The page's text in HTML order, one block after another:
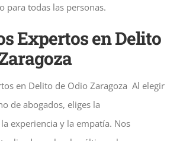
para todas las personas.
Expertos en Delito
en Delito de Odio Zaragoza Al elegir
de abogados, eliges la
experiencia y la empatía. Nos